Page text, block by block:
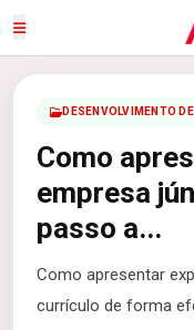
DESENVOLVIMENTO
Como
empresa
passo a...
Como apresentar
currículo de forma